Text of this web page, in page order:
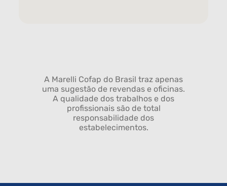
A Marelli Cofap do Brasil traz apenas
uma sugestão de revendas e oficinas.
A qualidade dos trabalhos e dos
profissionais são de total
responsabilidade dos
estabelecimentos.